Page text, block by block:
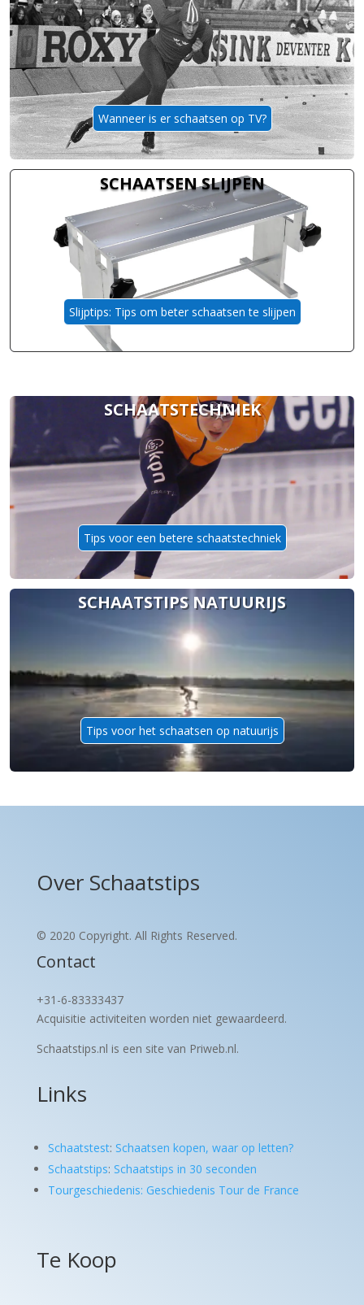
Wanneer is er schaatsen op TV?
SCHAATSEN SLIJPEN
Slijptips: Tips om beter schaatsen te slijpen
SCHAATSTECHNIEK
Tips voor een betere schaatstechniek
SCHAATSTIPS NATUURIJS
Tips voor het schaatsen op natuurijs
Over Schaatstips
© 2020 Copyright. All Rights Reserved.
Contact
+31-6-83333437
Acquisitie activiteiten worden niet gewaardeerd.
Schaatstips.nl is een site van Priweb.nl.
Links
Schaatstest: Schaatsen kopen, waar op letten?
Schaatstips: Schaatstips in 30 seconden
Tourgeschiedenis: Geschiedenis Tour de France
Te Koop